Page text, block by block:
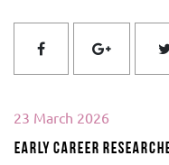
23 March 2026
Early Career